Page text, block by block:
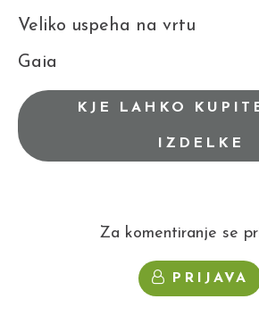
Veliko uspeha na vrtu
Gaia
KJE LAHKO
IZDELKE
Za komentiranje se
PRIJAVA